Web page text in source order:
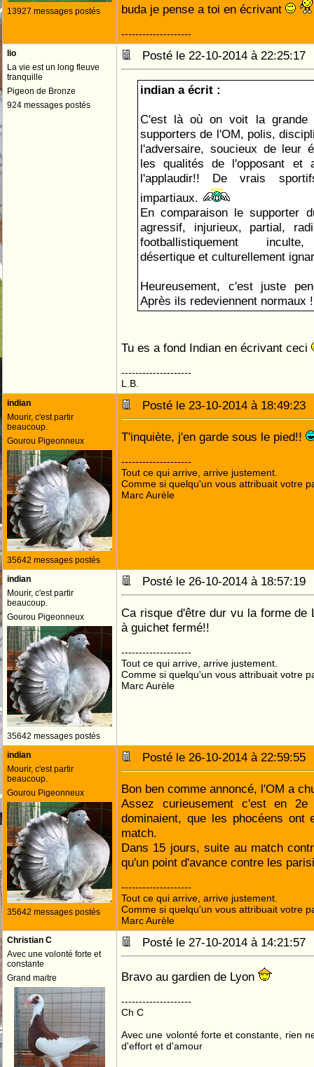
13927 messages postés
buda je pense a toi en écrivant
--------------------
lio
La vie est un long fleuve
tranquille
Pigeon de Bronze
924 messages postés
Posté le 22-10-2014 à
indian a écrit :
C'est là où on voit la grande
supporters de l'OM, polis,
l'adversaire, soucieux de leur
les qualités de l'opposant et
l'applaudir!! De vrais
impartiaux.
En comparaison le supporter
agressif, injurieux, partial,
footballistiquement inculte,
désertique et culturellement
Heureusement, c'est juste
Après ils redeviennent normaux
Tu es a fond Indian en écrivant ceci
--------------------
L.B.
indian
Mourir, c'est partir
beaucoup.
Gourou Pigeonneux
35642 messages postés
Posté le 23-10-2014 à
T'inquiète, j'en garde sous le pied!!
--------------------
Tout ce qui arrive, arrive justement.
Comme si quelqu'un vous attribuait votre
Marc Aurèle
indian
Mourir, c'est partir
beaucoup.
Gourou Pigeonneux
35642 messages postés
Posté le 26-10-2014 à
Ca risque d'être dur vu la forme de
à guichet fermé!!
--------------------
Tout ce qui arrive, arrive justement.
Comme si quelqu'un vous attribuait votre
Marc Aurèle
indian
Mourir, c'est partir
beaucoup.
Gourou Pigeonneux
35642 messages postés
Posté le 26-10-2014 à
Bon ben comme annoncé, l'OM a
Assez curieusement c'est en
dominaient, que les phocéens ont
match.
Dans 15 jours, suite au match
qu'un point d'avance contre les
--------------------
Tout ce qui arrive, arrive justement.
Comme si quelqu'un vous attribuait votre
Marc Aurèle
Christian C
Avec une volonté forte et
constante
Grand maitre
Posté le 27-10-2014 à
Bravo au gardien de Lyon
--------------------
Ch C
Avec une volonté forte et constante, rien
d'effort et d'amour